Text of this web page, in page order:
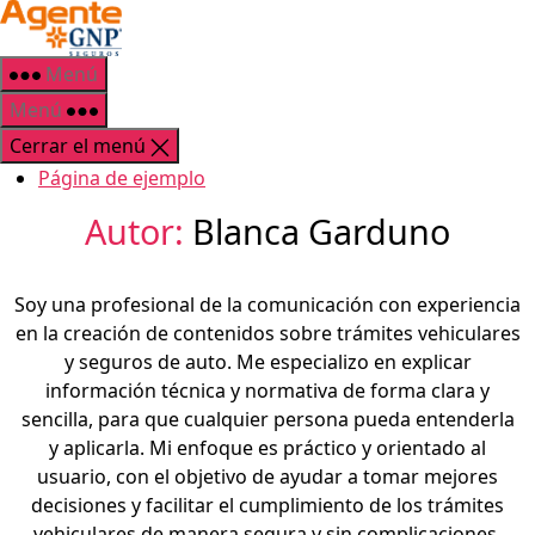
Saltar
contenido
GNP
Seguros
Menú
Menú
Cerrar el menú
Página de ejemplo
Autor: Blanca Garduno
Soy una profesional de la comunicación con experiencia
en la creación de contenidos sobre trámites vehiculares
y seguros de auto. Me especializo en explicar
información técnica y normativa de forma clara y
sencilla, para que cualquier persona pueda entenderla
y aplicarla. Mi enfoque es práctico y orientado al
usuario, con el objetivo de ayudar a tomar mejores
decisiones y facilitar el cumplimiento de los trámites